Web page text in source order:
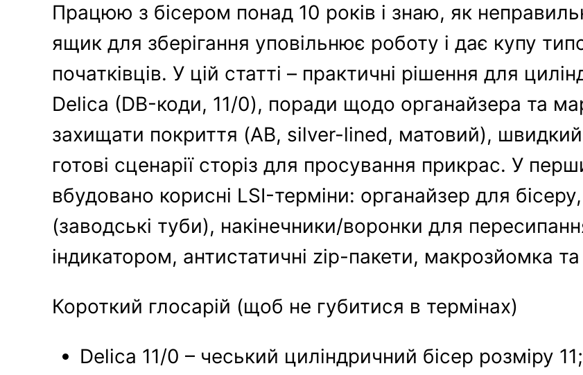
Працюю з бісером понад 10 років і знаю, як
ящик для зберігання уповільнює роботу і дає купу
початківців. У цій статті – практичні рішення для
Delica (DB-коди, 11/0), поради щодо органайзера та
захищати покриття (AB, silver-lined, матовий), швидкий
готові сценарії сторіз для просування прикрас. У
вбудовано корисні LSI-терміни: органайзер для
(заводські туби), накінечники/воронки для
індикатором, антистатичні zip-пакети, макрозйомка
Короткий глосарій (щоб не губитися в термінах)
Delica 11/0 – чеський циліндричний бісер розміру